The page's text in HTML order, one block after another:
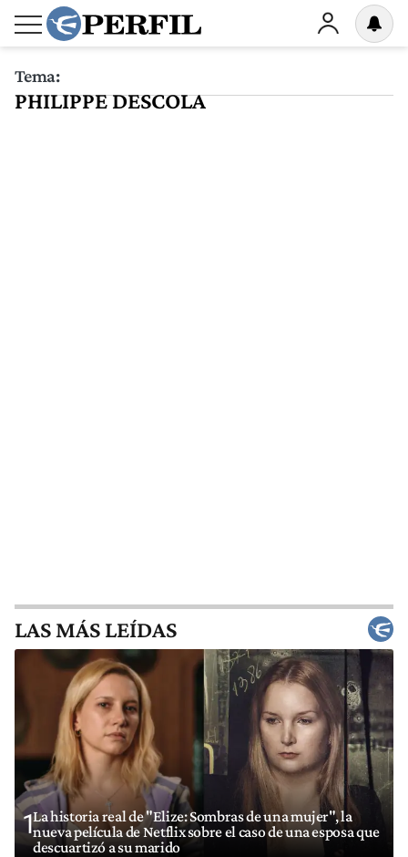
Tema:
PHILIPPE DESCOLA
LAS MÁS LEÍDAS
1La historia real de "Elize: Sombras de una mujer", la
nueva película de Netflix sobre el caso de una esposa que
descuartizó a su marido